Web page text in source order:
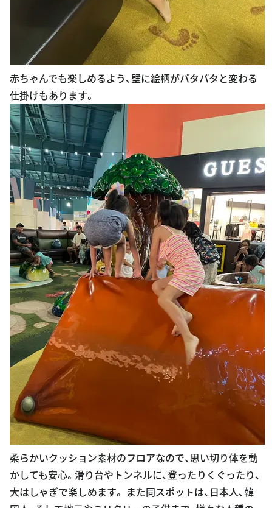
赤ちゃんでも楽しめるよう、壁に絵柄がパタパタと変わる
仕掛けもあります。
柔らかいクッション素材のフロアなので、思い切り体を動
かしても安心。滑り台やトンネルに、登ったりくぐったり、
大はしゃぎで楽しめます。 また同スポットは、日本人、韓